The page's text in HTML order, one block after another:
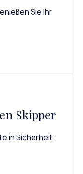
Sie Ihr
Skipper
in Sicherheit